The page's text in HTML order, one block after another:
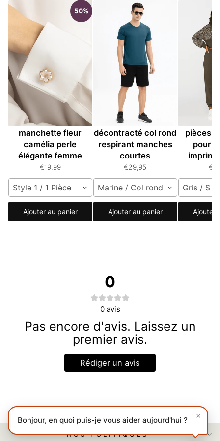
50%
Boutons de
manchette fleur
camélia perle
élégante femme
€19,99
Style 1 / 1 Pièce
Ajouter au panier
T-shirt homme
décontracté col rond
respirant manches
courtes
€29,95
Marine / Col rond / L
Ajouter au panier
pièces
pour
Gris / S
Ajouter
0
0 avis
Pas encore d'avis. Laissez un
premier avis.
Rédiger un avis
NOS POLITIQUES
Bonjour, en quoi puis-je vous aider aujourd'hui ?